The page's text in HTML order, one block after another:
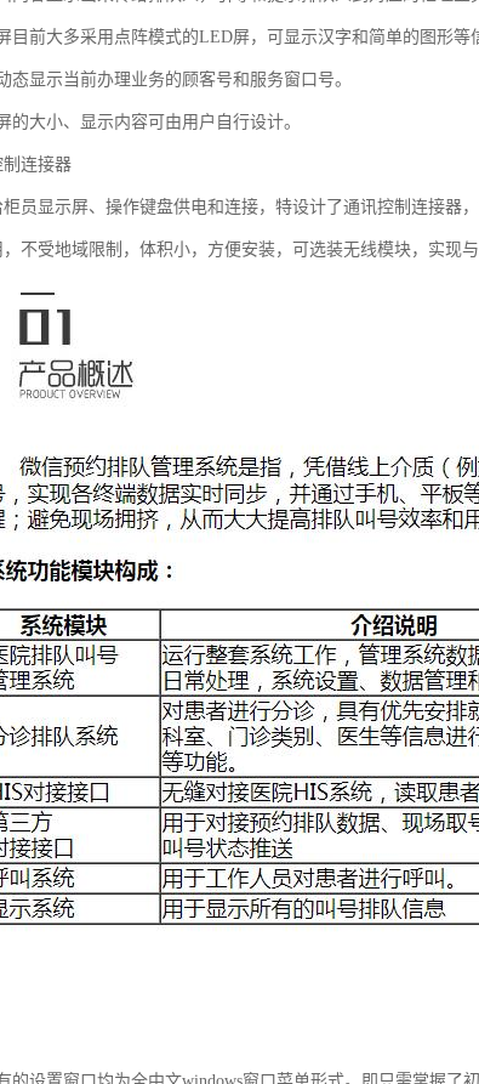
目前大多采用点阵模式的LED屏，可显示汉字和简单的图形等
态显示当前办理业务的顾客号和服务窗口号。
的大小、显示内容可由用户自行设计。
制连接器
员显示屏、操作键盘供电和连接，特设计了通讯控制连接器
，不受地域限制，体积小，方便安装，可选装无线模块，实现与